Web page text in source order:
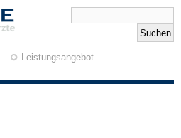
Leistungsangebot